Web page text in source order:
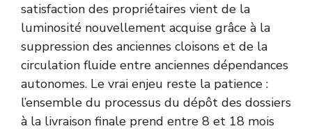
satisfaction des propriétaires vient de la
luminosité nouvellement acquise grâce à la
suppression des anciennes cloisons et de la
circulation fluide entre anciennes dépendances
autonomes. Le vrai enjeu reste la patience :
l’ensemble du processus du dépôt des dossiers
à la livraison finale prend entre 8 et 18 mois